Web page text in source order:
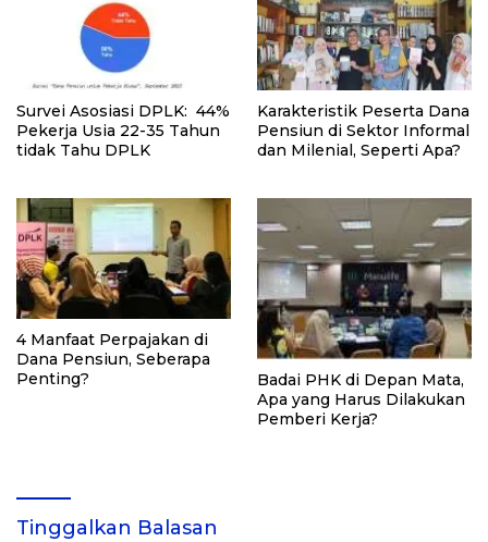
Survei Asosiasi DPLK: 44%
Pekerja Usia 22-35 Tahun
tidak Tahu DPLK
Karakteristik Peserta Dana
Pensiun di Sektor Informal
dan Milenial, Seperti Apa?
4 Manfaat Perpajakan di
Dana Pensiun, Seberapa
Penting?
Badai PHK di Depan Mata,
Apa yang Harus Dilakukan
Pemberi Kerja?
Tinggalkan Balasan